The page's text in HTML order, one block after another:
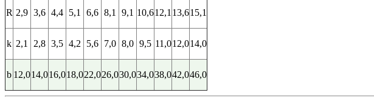
R 2,9 3,6 4,4 5,1 6,6 8,1 9,1 10,612,113,615,1
k 2,1 2,8 3,5 4,2 5,6 7,0 8,0 9,5 11,012,014,0
b 12,014,016,018,022,026,030,034,038,042,046,0